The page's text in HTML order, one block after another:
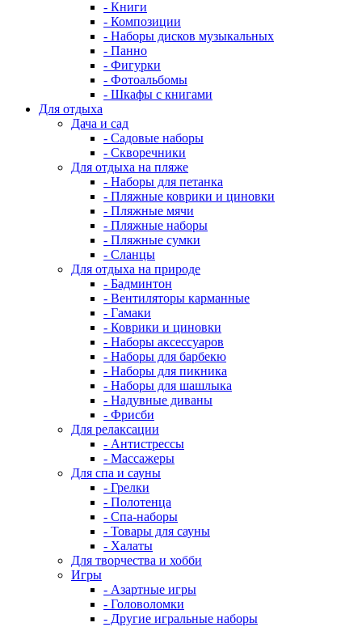
- Книги
- Композиции
- Наборы дисков музыкальных
- Панно
- Фигурки
- Фотоальбомы
- Шкафы с книгами
Для отдыха
Дача и сад
- Садовые наборы
- Скворечники
Для отдыха на пляже
- Наборы для петанка
- Пляжные коврики и циновки
- Пляжные мячи
- Пляжные наборы
- Пляжные сумки
- Сланцы
Для отдыха на природе
- Бадминтон
- Вентиляторы карманные
- Гамаки
- Коврики и циновки
- Наборы аксессуаров
- Наборы для барбекю
- Наборы для пикника
- Наборы для шашлыка
- Надувные диваны
- Фрисби
Для релаксации
- Антистрессы
- Массажеры
Для спа и сауны
- Грелки
- Полотенца
- Спа-наборы
- Товары для сауны
- Халаты
Для творчества и хобби
Игры
- Азартные игры
- Головоломки
- Другие игральные наборы